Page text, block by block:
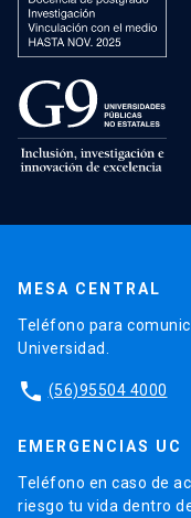
MESA CENTRAL
Teléfono para
Universidad.
phone (56)95504 4000
EMERGENCIAS UC
Teléfono en caso de
riesgo tu vida dentro